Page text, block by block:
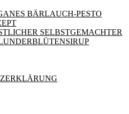
BÄRLAUCH-PESTO
SELBSTGEMACHTER